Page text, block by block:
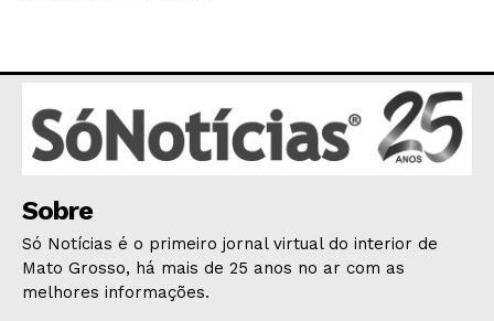
Sobre
Só Notícias é o primeiro jornal virtual do interior de
Mato Grosso, há mais de 25 anos no ar com as
melhores informações.